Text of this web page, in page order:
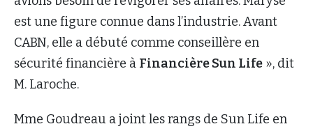
est une figure connue dans l’industrie. Avant
CABN, elle a débuté comme conseillère en
sécurité financière à Financière Sun Life », dit
M. Laroche.
Mme Goudreau a joint les rangs de Sun Life en